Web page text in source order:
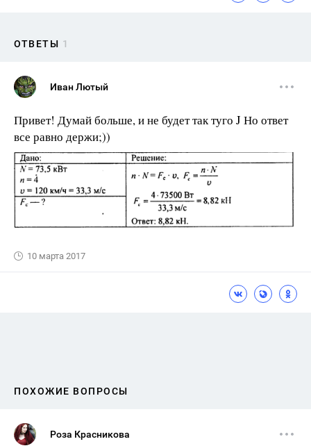
ОТВЕТЫ 1
Иван Лютый
Привет! Думай больше, и не будет так туго J Но ответ
все равно держи;))
10 марта 2017
ПОХОЖИЕ ВОПРОСЫ
Роза Красникова